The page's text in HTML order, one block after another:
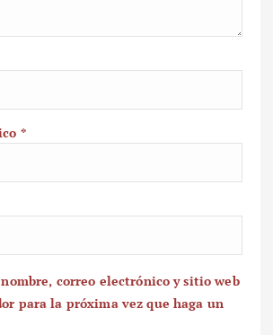
*
correo electrónico y sitio web
para la próxima vez que haga un